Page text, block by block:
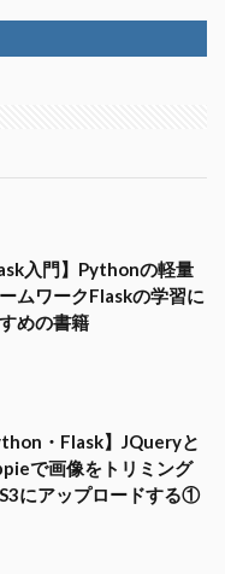
入門】Pythonの軽量
ムワークFlaskの学習に
めの書籍
・Flask】JQueryと
で画像をトリミング
にアップロードする①